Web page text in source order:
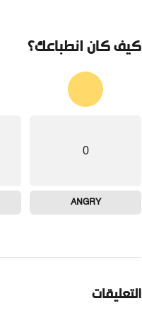
كيف كان انطباعك؟
0
ANGRY
التعليقات